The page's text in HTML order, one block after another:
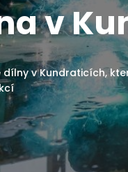
v
v Kundraticích,